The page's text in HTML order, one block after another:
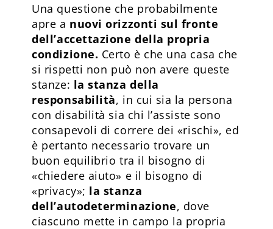
Una questione che probabilmente
apre a nuovi orizzonti sul fronte
dell’accettazione della propria
condizione. Certo è che una casa che
si rispetti non può non avere queste
stanze: la stanza della
responsabilità, in cui sia la persona
con disabilità sia chi l’assiste sono
consapevoli di correre dei «rischi», ed
è pertanto necessario trovare un
buon equilibrio tra il bisogno di
«chiedere aiuto» e il bisogno di
«privacy»; la stanza
dell’autodeterminazione, dove
ciascuno mette in campo la propria